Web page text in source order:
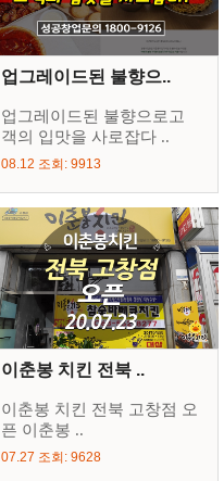
업그레이드된 불향으..
업그레이드된 불향으로고
객의 입맛을 사로잡다 ..
08.12 조회: 9913
이춘봉 치킨 전북 ..
이춘봉 치킨 전북 고창점 오
픈 이춘봉 ..
07.27 조회: 9628